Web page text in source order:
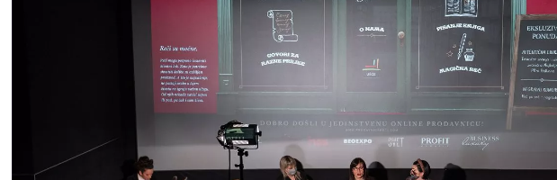
BMW BIZNIS LIGA
BIZLIFE WEEK
IZJAVA GODINE
BMW BIZNIS LIGA
BIZLIFE WEEK
IZJAVA GODINE